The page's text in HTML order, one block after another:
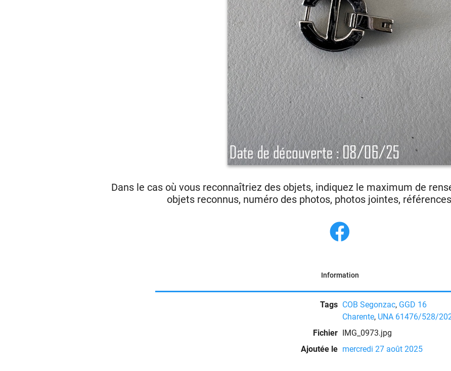
Dans le cas où vous reconnaîtriez des objets, indiquez le maximum de
objets reconnus, numéro des photos, photos jointes,
Information
Tags COB Segonzac, GGD 16
Charente, UNA 61476/528/
Fichier
IMG_0973.jpg
Ajoutée le mercredi 27 août 2025